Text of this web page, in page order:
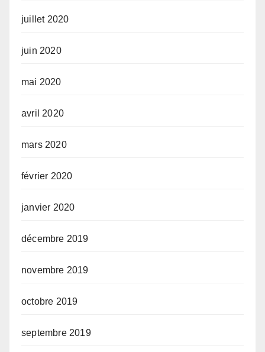
juillet 2020
juin 2020
mai 2020
avril 2020
mars 2020
février 2020
janvier 2020
décembre 2019
novembre 2019
octobre 2019
septembre 2019